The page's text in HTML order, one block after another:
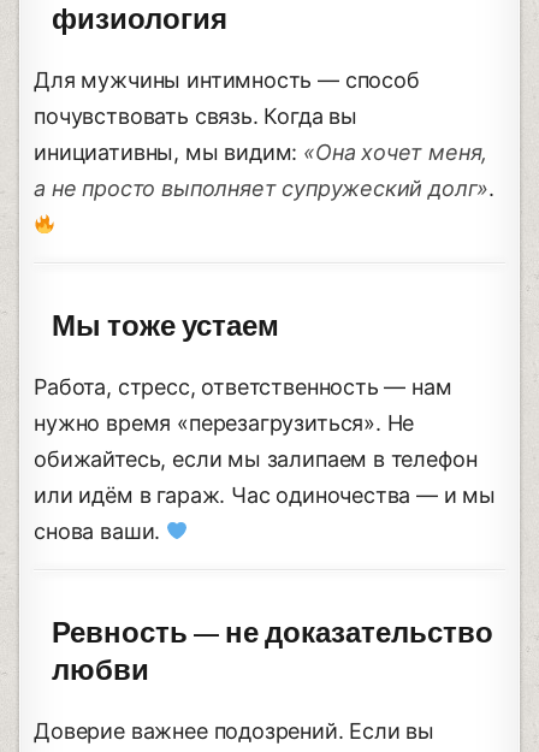
физиология
Для мужчины интимность — способ
почувствовать связь. Когда вы
инициативны, мы видим: «Она хочет меня,
а не просто выполняет супружеский долг».
Мы тоже устаем
Работа, стресс, ответственность — нам
нужно время «перезагрузиться». Не
обижайтесь, если мы залипаем в телефон
или идём в гараж. Час одиночества — и мы
снова ваши.
Ревность — не доказательство
любви
Доверие важнее подозрений. Если вы